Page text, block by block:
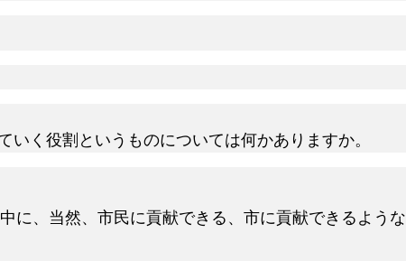
いく役割というものについては何かありますか。
に、当然、市民に貢献できる、市に貢献できるよう